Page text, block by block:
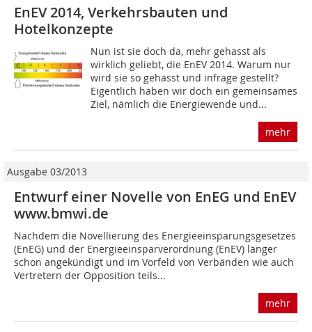
EnEV 2014, Verkehrsbauten und
Hotelkonzepte
Nun ist sie doch da, mehr gehasst als
wirklich geliebt, die EnEV 2014. Warum nur
wird sie so gehasst und infrage gestellt?
Eigentlich haben wir doch ein gemeinsames
Ziel, nämlich die Energiewende und...
mehr
Ausgabe 03/2013
Entwurf einer Novelle von EnEG und EnEV
www.bmwi.de
Nachdem die Novellierung des Energieeinsparungsgesetzes
(EnEG) und der Energieeinsparverordnung (EnEV) länger
schon angekündigt und im Vorfeld von Verbänden wie auch
Vertretern der Opposition teils...
mehr